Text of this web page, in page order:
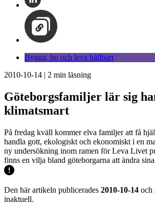
Bygga, bo och leva hållbart
2010-10-14 | 2 min läsning
Göteborgsfamiljer lär sig
klimatsmart
På fredag kväll kommer elva familjer att få
handla gott, ekologiskt och ekonomiskt i en
ny undersökning inom ramen för Leva Livet
finns en vilja bland göteborgarna att ändra
Den här artikeln publicerades 2010-10-14 och
inaktuell.